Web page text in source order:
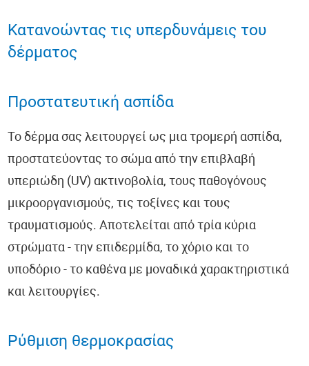
Ογκολογία
Οφθαλμολογία
Πνευμονολογία
Ωτορινολαρυγγολογία (ΩΡΛ)
Συμπληρώματα Διατροφής
Επιστημονικά Νέα
Εντερικό Μικροβίωμα - EnteroScan®
Τροφική Δυσανεξία - TrophoScan®
Υπογονιμότητα - SpermaScan®
Κατανοώντας τις υπερδυνάμεις του
δέρματος
Προστατευτική ασπίδα
Το δέρμα σας λειτουργεί ως μια τρομερή ασπίδα,
προστατεύοντας το σώμα από την επιβλαβή
υπεριώδη (UV) ακτινοβολία, τους παθογόνους
μικροοργανισμούς, τις τοξίνες και τους
τραυματισμούς. Αποτελείται από τρία κύρια
στρώματα - την επιδερμίδα, το χόριο και το
υποδόριο - το καθένα με μοναδικά χαρακτηριστικά
και λειτουργίες.
Ρύθμιση θερμοκρασίας